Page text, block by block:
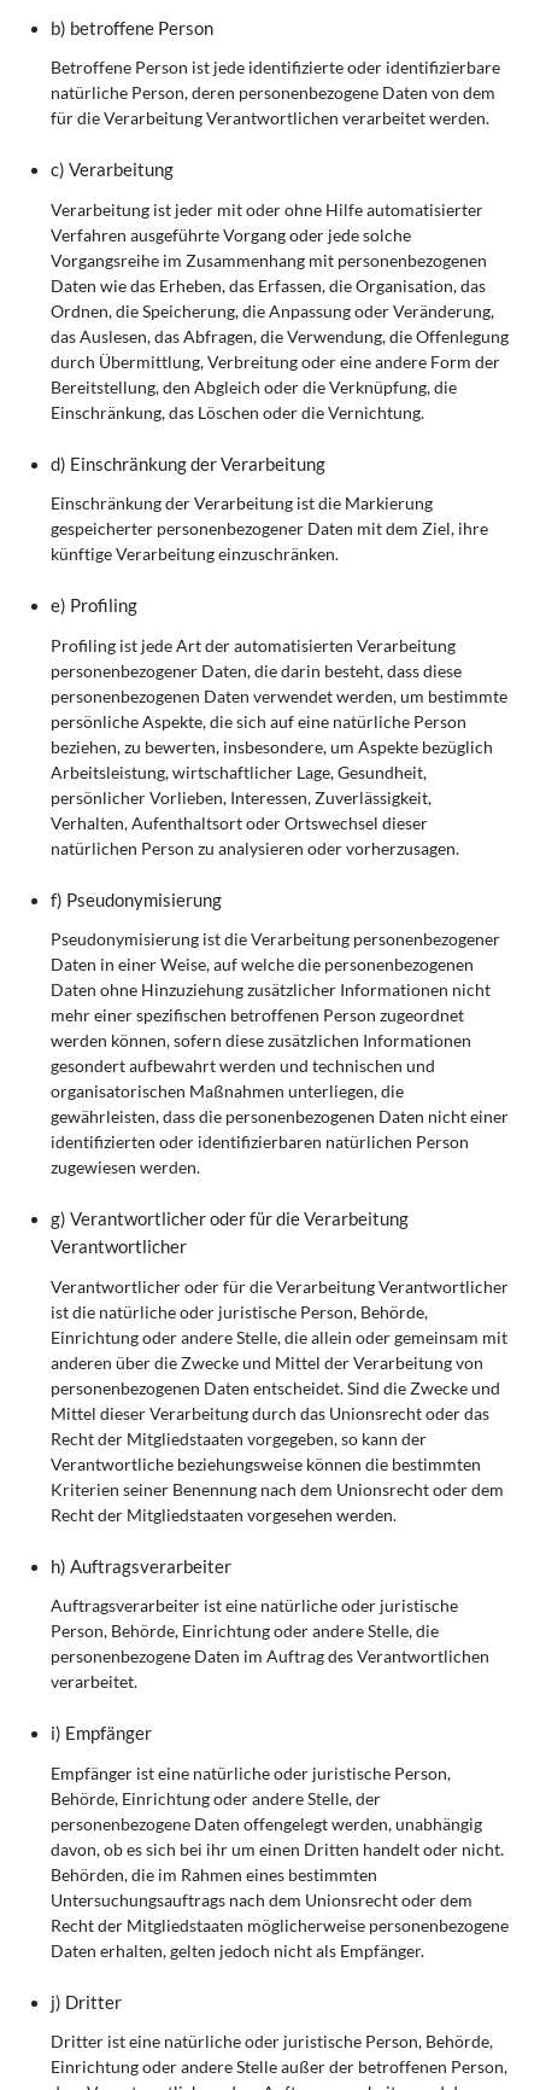
b) betroffene Person
Betroffene Person ist jede identifizierte oder identifizierbare
natürliche Person, deren personenbezogene Daten von dem
für die Verarbeitung Verantwortlichen verarbeitet werden.
c) Verarbeitung
Verarbeitung ist jeder mit oder ohne Hilfe automatisierter
Verfahren ausgeführte Vorgang oder jede solche
Vorgangsreihe im Zusammenhang mit personenbezogenen
Daten wie das Erheben, das Erfassen, die Organisation, das
Ordnen, die Speicherung, die Anpassung oder Veränderung,
das Auslesen, das Abfragen, die Verwendung, die Offenlegung
durch Übermittlung, Verbreitung oder eine andere Form der
Bereitstellung, den Abgleich oder die Verknüpfung, die
Einschränkung, das Löschen oder die Vernichtung.
d) Einschränkung der Verarbeitung
Einschränkung der Verarbeitung ist die Markierung
gespeicherter personenbezogener Daten mit dem Ziel, ihre
künftige Verarbeitung einzuschränken.
e) Profiling
Profiling ist jede Art der automatisierten Verarbeitung
personenbezogener Daten, die darin besteht, dass diese
personenbezogenen Daten verwendet werden, um bestimmte
persönliche Aspekte, die sich auf eine natürliche Person
beziehen, zu bewerten, insbesondere, um Aspekte bezüglich
Arbeitsleistung, wirtschaftlicher Lage, Gesundheit,
persönlicher Vorlieben, Interessen, Zuverlässigkeit,
Verhalten, Aufenthaltsort oder Ortswechsel dieser
natürlichen Person zu analysieren oder vorherzusagen.
f) Pseudonymisierung
Pseudonymisierung ist die Verarbeitung personenbezogener
Daten in einer Weise, auf welche die personenbezogenen
Daten ohne Hinzuziehung zusätzlicher Informationen nicht
mehr einer spezifischen betroffenen Person zugeordnet
werden können, sofern diese zusätzlichen Informationen
gesondert aufbewahrt werden und technischen und
organisatorischen Maßnahmen unterliegen, die
gewährleisten, dass die personenbezogenen Daten nicht einer
identifizierten oder identifizierbaren natürlichen Person
zugewiesen werden.
g) Verantwortlicher oder für die Verarbeitung
Verantwortlicher
Verantwortlicher oder für die Verarbeitung Verantwortlicher
ist die natürliche oder juristische Person, Behörde,
Einrichtung oder andere Stelle, die allein oder gemeinsam mit
anderen über die Zwecke und Mittel der Verarbeitung von
personenbezogenen Daten entscheidet. Sind die Zwecke und
Mittel dieser Verarbeitung durch das Unionsrecht oder das
Recht der Mitgliedstaaten vorgegeben, so kann der
Verantwortliche beziehungsweise können die bestimmten
Kriterien seiner Benennung nach dem Unionsrecht oder dem
Recht der Mitgliedstaaten vorgesehen werden.
h) Auftragsverarbeiter
Auftragsverarbeiter ist eine natürliche oder juristische
Person, Behörde, Einrichtung oder andere Stelle, die
personenbezogene Daten im Auftrag des Verantwortlichen
verarbeitet.
i) Empfänger
Empfänger ist eine natürliche oder juristische Person,
Behörde, Einrichtung oder andere Stelle, der
personenbezogene Daten offengelegt werden, unabhängig
davon, ob es sich bei ihr um einen Dritten handelt oder nicht.
Behörden, die im Rahmen eines bestimmten
Untersuchungsauftrags nach dem Unionsrecht oder dem
Recht der Mitgliedstaaten möglicherweise personenbezogene
Daten erhalten, gelten jedoch nicht als Empfänger.
j) Dritter
Dritter ist eine natürliche oder juristische Person, Behörde,
Einrichtung oder andere Stelle außer der betroffenen Person,